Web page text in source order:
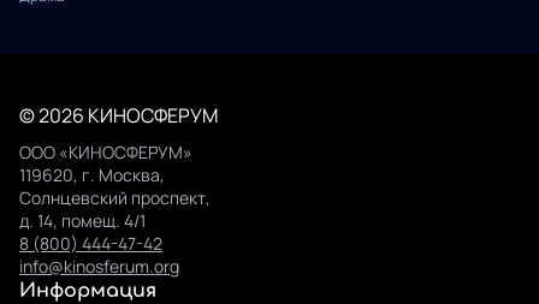
© 2026 КИНОСФЕРУМ
ООО «КИНОСФЕРУМ»
119620, г. Москва,
Солнцевский проспект,
д. 14, помещ. 4/1
8 (800) 444-47-42
info@kinosferum.org
Информация